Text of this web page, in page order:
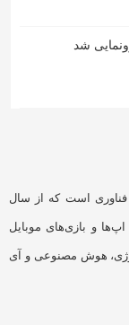
فناوری است که از سال
اپ‌ها و بازی‌های موبایل
هوش مصنوعی و آی